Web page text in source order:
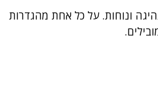
ונוחות. על כל אחת מהגדרות